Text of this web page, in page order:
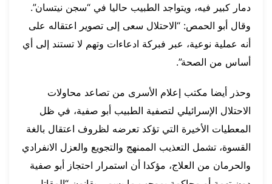
دمار كبير فيه، ويتواجد الطبيب حاليا في “سجن نيتسان”.
وقال أبو الحمص: “الاحتلال سعى إلى تصوير اعتقاله على
أنه عملية نوعية، عبر فبركة ادعاءات وتهم لا تستند إلى أي
أساس من الصحة”.
وحذر أيضا مكتب إعلام الأسرى من تصاعد محاولات
الاحتلال الإسرائيلي لتصفية الطبيب أبو صفية، في ظل
المعطيات الأخيرة التي تؤكد تعرضه لظروف اعتقال بالغة
القسوة، تشمل التعذيب الممنهج والتجويع والعزل الانفرادي
والحرمان من العلاج، مؤكدا أن استمرار احتجاز أبو صفية